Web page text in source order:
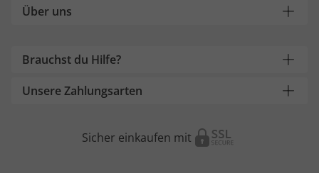
Über uns
Brauchst du Hilfe?
Unsere Zahlungsarten
Sicher einkaufen mit